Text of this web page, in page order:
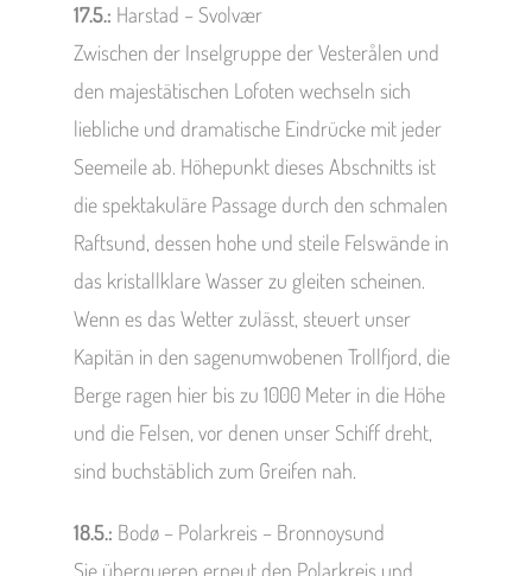
17.5.: Harstad – Svolvær
Zwischen der Inselgruppe der Vesterålen und
den majestätischen Lofoten wechseln sich
liebliche und dramatische Eindrücke mit jeder
Seemeile ab. Höhepunkt dieses Abschnitts ist
die spektakuläre Passage durch den schmalen
Raftsund, dessen hohe und steile Felswände in
das kristallklare Wasser zu gleiten scheinen.
Wenn es das Wetter zulässt, steuert unser
Kapitän in den sagenumwobenen Trollfjord, die
Berge ragen hier bis zu 1000 Meter in die Höhe
und die Felsen, vor denen unser Schiff dreht,
sind buchstäblich zum Greifen nah.
18.5.: Bodø – Polarkreis – Bronnoysund
Sie überqueren erneut den Polarkreis und